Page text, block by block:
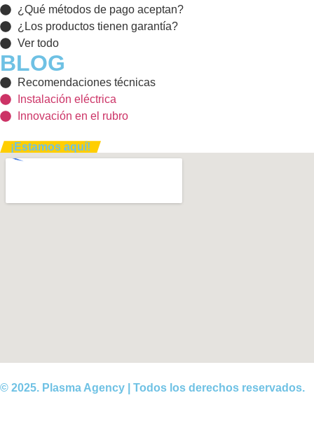
¿Qué métodos de pago aceptan?
¿Los productos tienen garantía?
Ver todo
BLOG
Recomendaciones técnicas
Instalación eléctrica
Innovación en el rubro
¡Estamos aquí!
© 2025. Plasma Agency | Todos los derechos reservados.